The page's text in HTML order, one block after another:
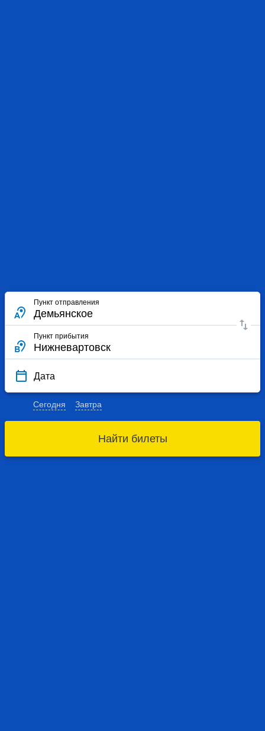
Пункт отправления
Пункт прибытия
Дата
Сегодня Завтра
Найти билеты